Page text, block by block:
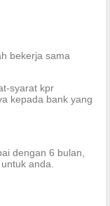
bekerja sama
syarat kpr
kepada bank yang
dengan 6 bulan,
anda.